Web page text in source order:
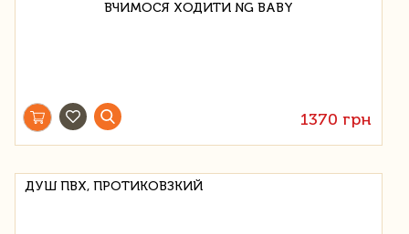
1370 грн
ДУШ ПВХ, ПРОТИКОВЗКИЙ